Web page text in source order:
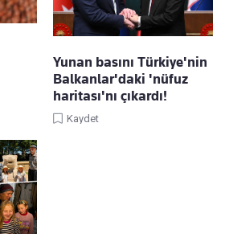
Yunan basını Türkiye'nin
Balkanlar'daki 'nüfuz
haritası'nı çıkardı!
Kaydet